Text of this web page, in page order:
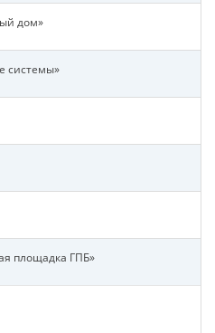
дом»
системы»
площадка ГПБ»